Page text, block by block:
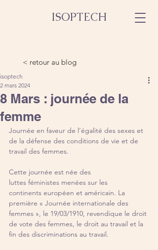
ISOPTECH
< retour au blog
8 Mars : journée de la
femme
isoptech
2 mars 2024
Journée en faveur de l’égalité des sexes et
de la défense des conditions de vie et de
travail des femmes.
Cette journée est née des
luttes féministes menées sur les
continents européen et américain. La
première « Journée internationale des
femmes », le 19/03/1910, revendique le droit
de vote des femmes, le droit au travail et la
fin des discriminations au travail.